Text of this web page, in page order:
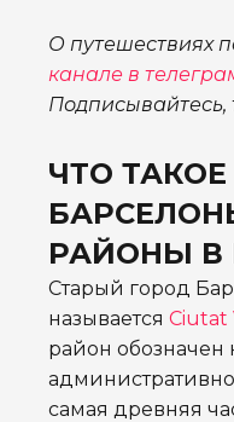
О путешествиях
канале в
Подписывайтесь,
ЧТО
РАЙОНЫ В
Старый город
называется Ciutat
район обозначен
самая древняя